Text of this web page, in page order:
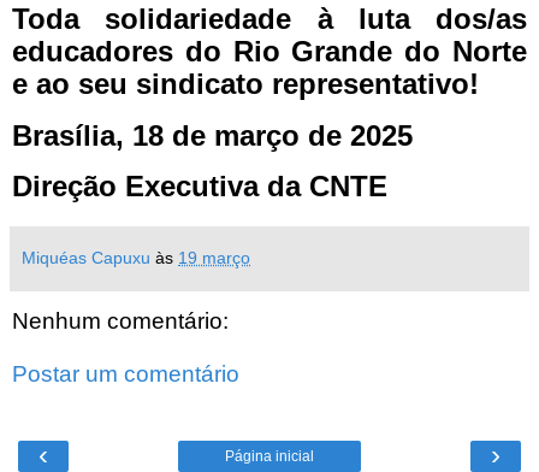
Toda solidariedade à luta dos/as
educadores do Rio Grande do Norte
e ao seu sindicato representativo!
Brasília, 18 de março de 2025
Direção Executiva da CNTE
Miquéas Capuxu às 19 março
Nenhum comentário:
Postar um comentário
‹ ›
Página inicial